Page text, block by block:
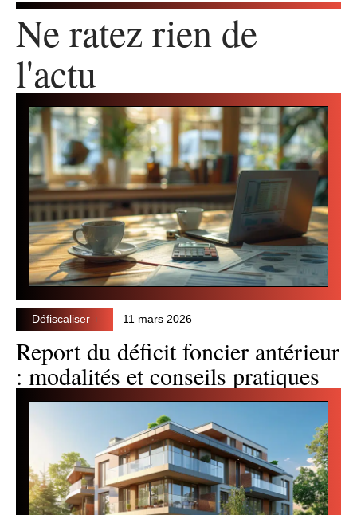
Ne ratez rien de
l'actu
Défiscaliser 11 mars 2026
Report du déficit foncier antérieur
: modalités et conseils pratiques